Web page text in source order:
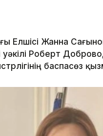
Елшісі Жанна
Роберт
баспасөз